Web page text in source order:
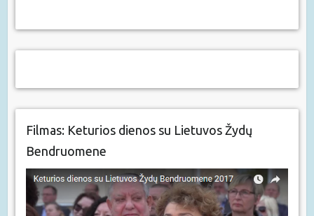
Filmas: Keturios dienos su Lietuvos Žydų
Bendruomene